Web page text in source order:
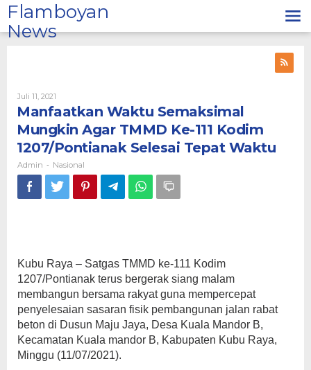
Lewati
ke
konten
Flamboyan
News
Juli 11, 2021
Admin
Manfaatkan Waktu Semaksimal
Mungkin Agar TMMD Ke-111 Kodim
1207/Pontianak Selesai Tepat Waktu
Admin - Nasional
Kubu Raya – Satgas TMMD ke-111 Kodim
1207/Pontianak terus bergerak siang malam
membangun bersama rakyat guna mempercepat
penyelesaian sasaran fisik pembangunan jalan rabat
beton di Dusun Maju Jaya, Desa Kuala Mandor B,
Kecamatan Kuala mandor B, Kabupaten Kubu Raya,
Minggu (11/07/2021).